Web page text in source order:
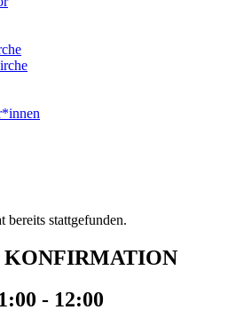
bereits stattgefunden.
KONFIRMATION
- 12:00